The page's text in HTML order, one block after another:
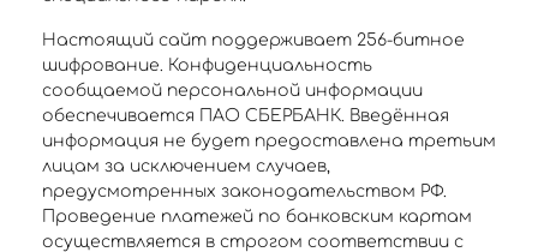
Настоящий сайт поддерживает 256-битное
шифрование. Конфиденциальность
сообщаемой персональной информации
обеспечивается ПАО СБЕРБАНК. Введённая
информация не будет предоставлена третьим
лицам за исключением случаев,
предусмотренных законодательством РФ.
Проведение платежей по банковским картам
осуществляется в строгом соответствии с